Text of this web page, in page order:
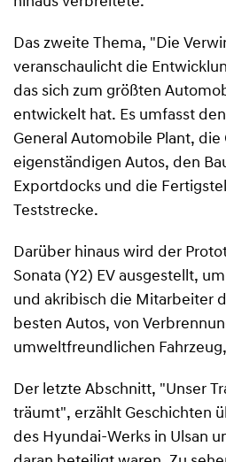
Das zweite Thema, "Die
veranschaulicht die
das sich zum größten
entwickelt hat. Es umfasst
General Automobile Plant,
eigenständigen Autos, den
Exportdocks und die
Teststrecke.
Darüber hinaus wird der
Sonata (Y2) EV ausgestellt,
und akribisch die Mitarbeiter
besten Autos, von
umweltfreundlichen
Der letzte Abschnitt, "Unser
träumt", erzählt Geschichten
des Hyundai-Werks in Ulsan